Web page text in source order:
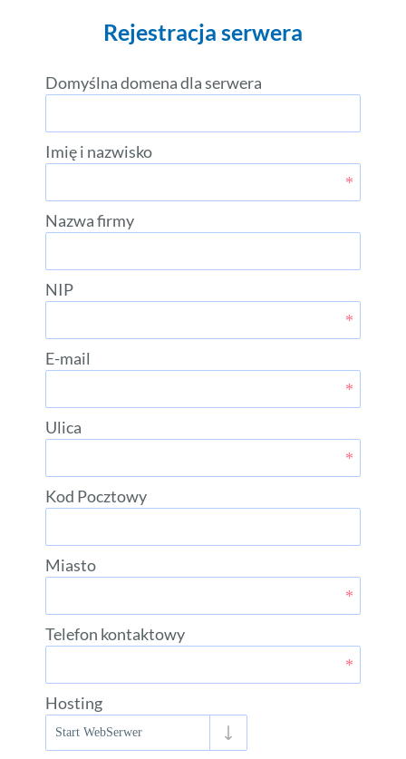
Rejestracja serwera
Domyślna domena dla serwera
Imię i nazwisko
Nazwa firmy
NIP
E-mail
Ulica
Kod Pocztowy
Miasto
Telefon kontaktowy
Hosting